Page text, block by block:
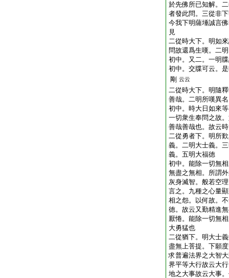
於先佛所已知解。
者發此問。三從非
今我下明薩埵誠言
見
二從時大下。明如
問故還爲生嘆。二
初中。又二。一明
初中。交牒可云。
剛 云云
二從時大下。明隨
善哉。二明所嘆異名
初中。時大日如來
一切衆生奉問之故
善哉善哉也。故云
二從勇者下。明所
義。二明大士義。
義。五明大福徳
初中。能除一切無
無盡之無相。所謂
灰身滅智。般若空
言之。九種之心量
相之怨。以何故。
徳。故云又勤精進
厭惓。能除一切無
大勇猛也
二從猶下。明大士
盡無上菩提。下願
求普遍法界之大智
界平等大行故云大
地之大事故云大事